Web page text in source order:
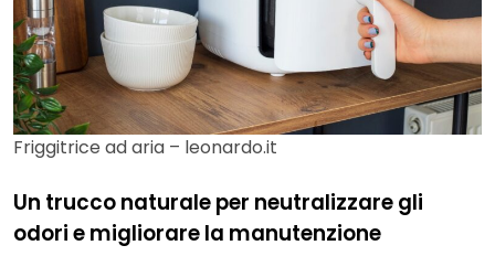
Friggitrice ad aria – leonardo.it
Un trucco naturale per neutralizzare gli
odori e migliorare la manutenzione